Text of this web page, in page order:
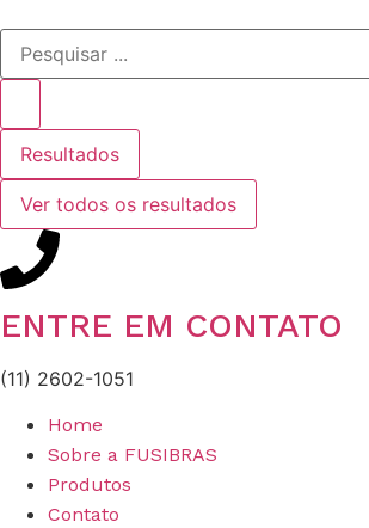
Resultados
Ver todos os resultados
ENTRE EM CONTATO
(11) 2602-1051
Home
Sobre a FUSIBRAS
Produtos
Contato